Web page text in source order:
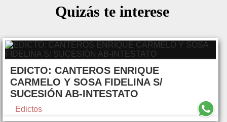
Quizás te interese
EDICTO: CANTEROS ENRIQUE
CARMELO Y SOSA FIDELINA S/
SUCESIÓN AB-INTESTATO
Edictos